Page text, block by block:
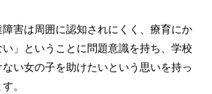
害は周囲に認知されにくく、療育にか
」ということに問題意識を持ち、学校
い女の子を助けたいという思いを持っ
。